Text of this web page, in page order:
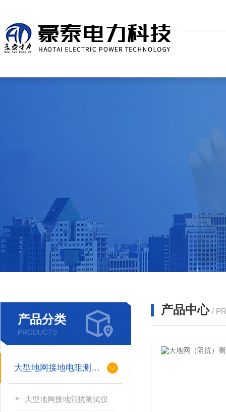
产品分类
PRODUCTS
大型地网接地电阻测试仪
大型地网接地阻抗测试仪
产品中心 /